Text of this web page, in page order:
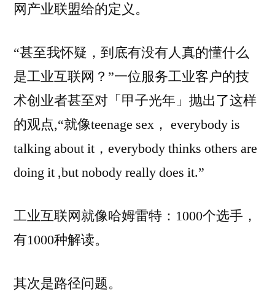
网产业联盟给的定义。
“甚至我怀疑，到底有没有人真的懂什么
是工业互联网？”一位服务工业客户的技
术创业者甚至对「甲子光年」抛出了这样
的观点,“就像teenage sex， everybody is
talking about it，everybody thinks others are
doing it ,but nobody really does it.”
工业互联网就像哈姆雷特：1000个选手，
有1000种解读。
其次是路径问题。